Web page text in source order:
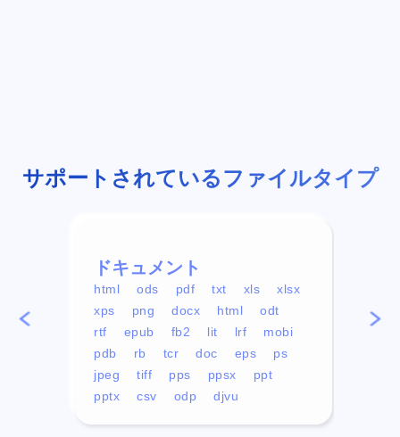
サポートされているファイルタイプ
ドキュメント
html ods pdf txt xls
xlsx
xps
png docx html
odt
rtf
epub fb2 lit lrf
mobi
pdb
rb tcr doc eps
ps
jpeg
tiff pps ppsx
ppt
pptx
csv odp djvu
mp4